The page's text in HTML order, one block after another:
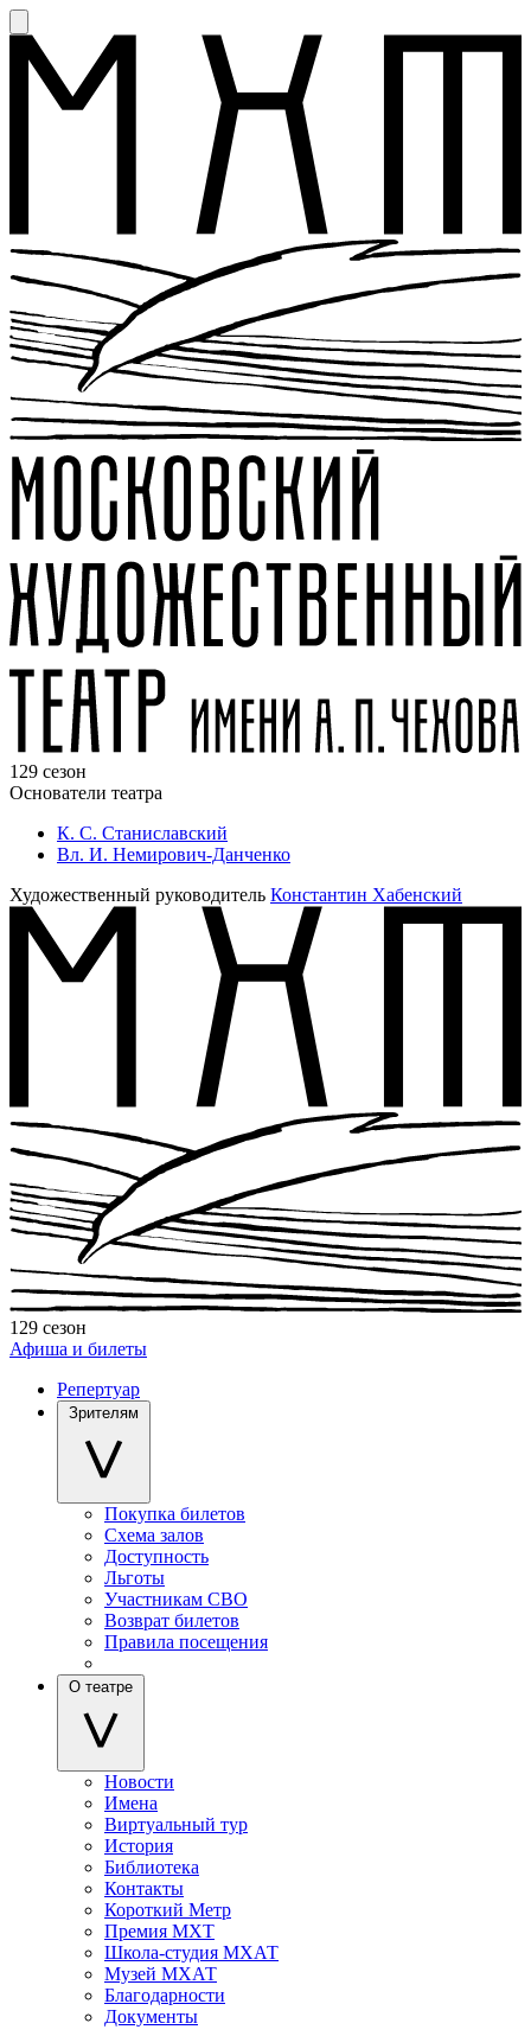
129 сезон
Основатели театра
К. С. Станиславский
Вл. И. Немирович-Данченко
Художественный руководитель Константин Хабенский
129 сезон
Афиша и билеты
Репертуар
Зрителям
Покупка билетов
Схема залов
Доступность
Льготы
Участникам СВО
Возврат билетов
Правила посещения
О театре
Новости
Имена
Виртуальный тур
История
Библиотека
Контакты
Короткий Метр
Премия МХТ
Школа-студия МХАТ
Музей МХАТ
Благодарности
Документы